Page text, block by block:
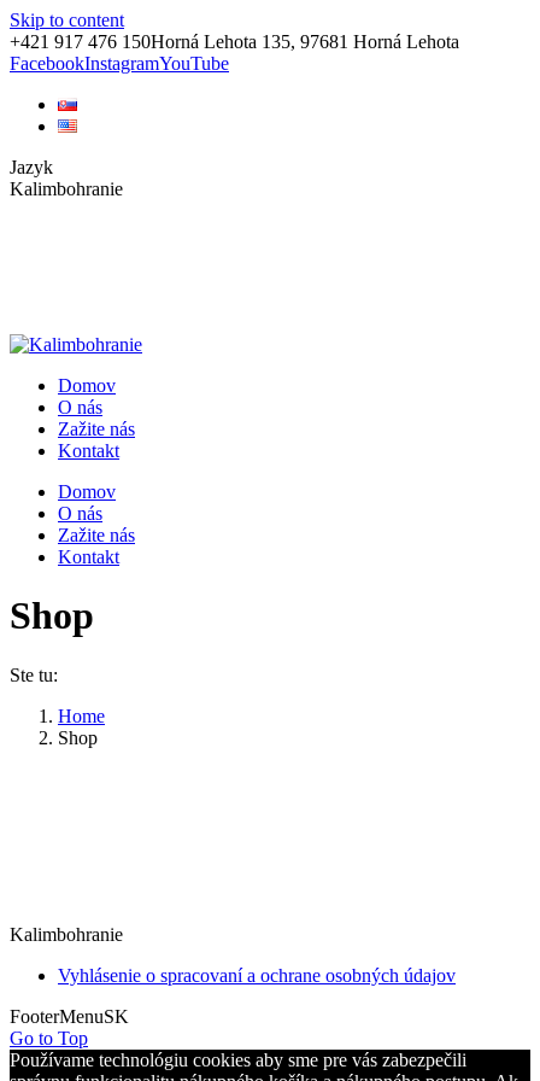
Skip to content
+421 917 476 150Horná Lehota 135, 97681 Horná Lehota
FacebookInstagramYouTube
Jazyk
Kalimbohranie
Domov
O nás
Zažite nás
Kontakt
Domov
O nás
Zažite nás
Kontakt
Shop
Ste tu:
Home
Shop
Kalimbohranie
Vyhlásenie o spracovaní a ochrane osobných údajov
FooterMenuSK
Go to Top
Používame technológiu cookies aby sme pre vás zabezpečili